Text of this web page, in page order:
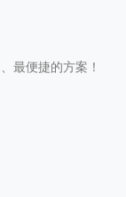
最便捷的方案！